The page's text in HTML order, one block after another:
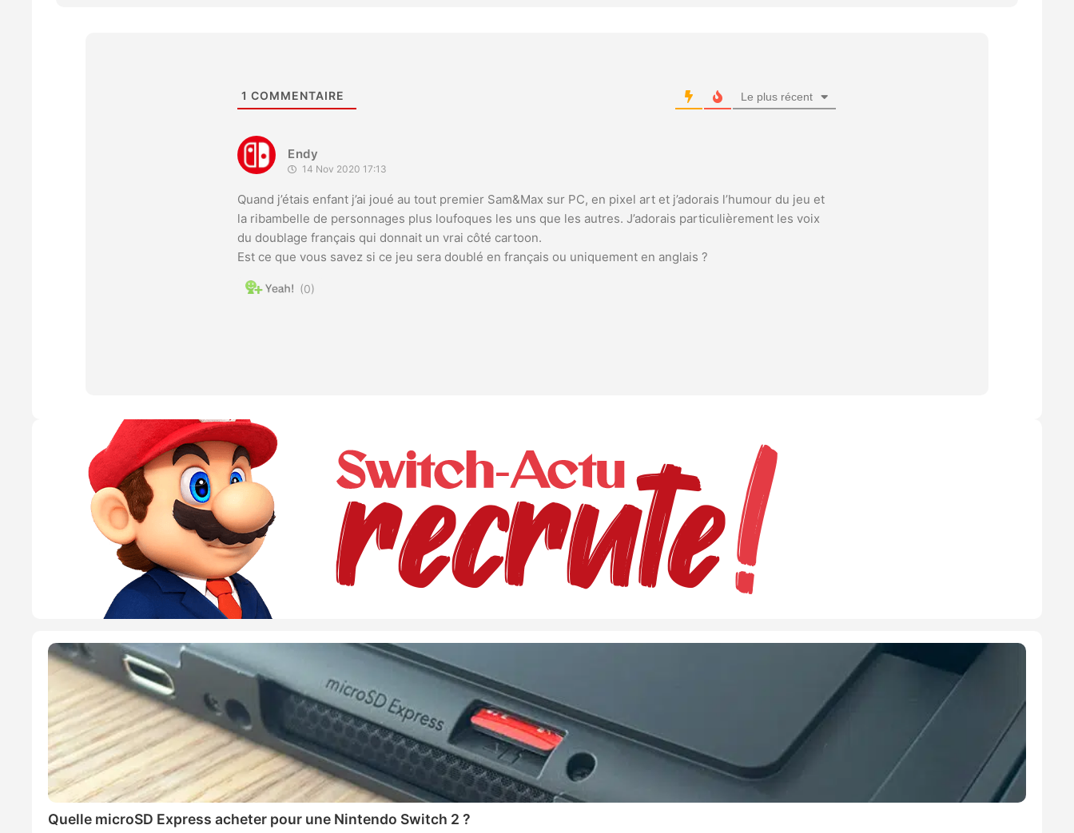
1 COMMENTAIRE Le plus récent
Endy
14 Nov 2020 17:13
Quand j’étais enfant j’ai joué au tout premier Sam&Max sur PC, en pixel art et j’adorais l’humour du jeu et
la ribambelle de personnages plus loufoques les uns que les autres. J’adorais particulièrement les voix
du doublage français qui donnait un vrai côté cartoon.
Est ce que vous savez si ce jeu sera doublé en français ou uniquement en anglais ?
0
Quelle microSD Express acheter pour une Nintendo Switch 2 ?